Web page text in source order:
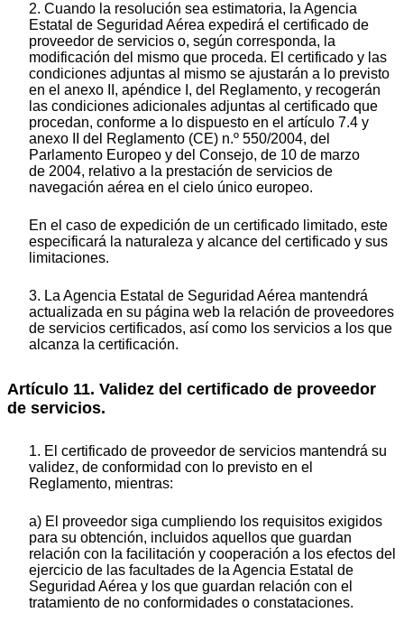
2. Cuando la resolución sea estimatoria, la Agencia
Estatal de Seguridad Aérea expedirá el certificado de
proveedor de servicios o, según corresponda, la
modificación del mismo que proceda. El certificado y las
condiciones adjuntas al mismo se ajustarán a lo previsto
en el anexo II, apéndice I, del Reglamento, y recogerán
las condiciones adicionales adjuntas al certificado que
procedan, conforme a lo dispuesto en el artículo 7.4 y
anexo II del Reglamento (CE) n.º 550/2004, del
Parlamento Europeo y del Consejo, de 10 de marzo
de 2004, relativo a la prestación de servicios de
navegación aérea en el cielo único europeo.
En el caso de expedición de un certificado limitado, este
especificará la naturaleza y alcance del certificado y sus
limitaciones.
3. La Agencia Estatal de Seguridad Aérea mantendrá
actualizada en su página web la relación de proveedores
de servicios certificados, así como los servicios a los que
alcanza la certificación.
Artículo 11. Validez del certificado de proveedor
de servicios.
1. El certificado de proveedor de servicios mantendrá su
validez, de conformidad con lo previsto en el
Reglamento, mientras:
a) El proveedor siga cumpliendo los requisitos exigidos
para su obtención, incluidos aquellos que guardan
relación con la facilitación y cooperación a los efectos del
ejercicio de las facultades de la Agencia Estatal de
Seguridad Aérea y los que guardan relación con el
tratamiento de no conformidades o constataciones.